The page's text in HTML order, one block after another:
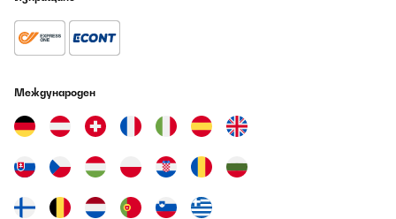
Международен